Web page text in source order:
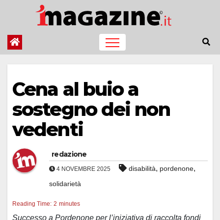
contenuto
Cena al buio a
sostegno dei non
vedenti
redazione
4 NOVEMBRE 2025 disabilità, pordenone,
solidarietà
Reading Time: 2 minutes
Successo a Pordenone per l’iniziativa di raccolta fondi